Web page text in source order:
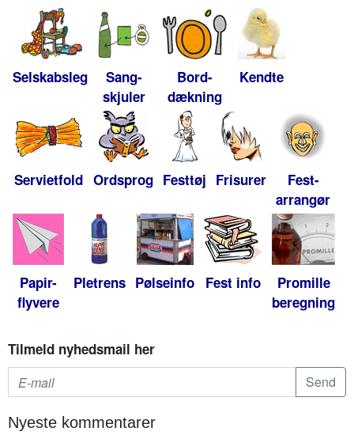
Selskabsleg
Sang-
skjuler
Bord-
dækning
Kendte
Servietfold Ordsprog Festtøj Frisurer
Fest-
arrangør
Papir-
flyvere
Pletrens Pølseinfo Fest info
Promille
beregning
Tilmeld nyhedsmail her
Nyeste kommentarer